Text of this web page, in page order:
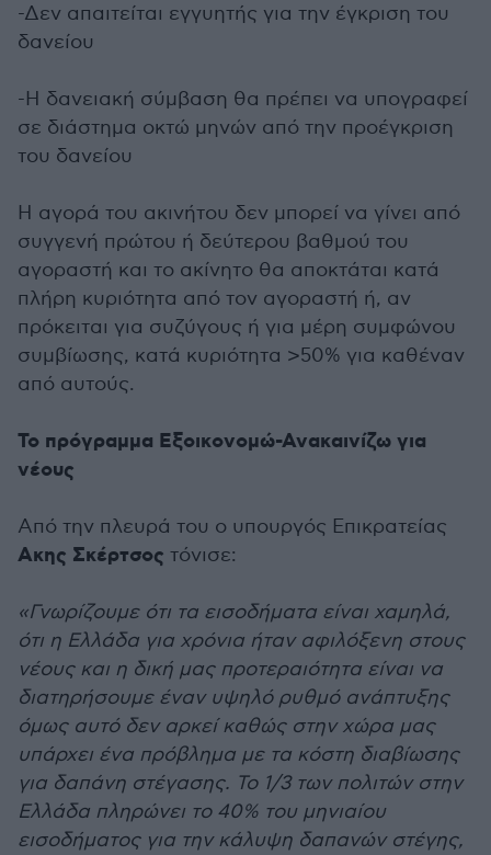
-Δεν απαιτείται εγγυητής για την έγκριση του
δανείου
-Η δανειακή σύμβαση θα πρέπει να υπογραφεί
σε διάστημα οκτώ μηνών από την προέγκριση
του δανείου
Η αγορά του ακινήτου δεν μπορεί να γίνει από
συγγενή πρώτου ή δεύτερου βαθμού του
αγοραστή και το ακίνητο θα αποκτάται κατά
πλήρη κυριότητα από τον αγοραστή ή, αν
πρόκειται για συζύγους ή για μέρη συμφώνου
συμβίωσης, κατά κυριότητα >50% για καθέναν
από αυτούς.
Το πρόγραμμα Εξοικονομώ-Ανακαινίζω για
νέους
Από την πλευρά του ο υπουργός Επικρατείας
Ακης Σκέρτσος τόνισε:
«Γνωρίζουμε ότι τα εισοδήματα είναι χαμηλά,
ότι η Ελλάδα για χρόνια ήταν αφιλόξενη στους
νέους και η δική μας προτεραιότητα είναι να
διατηρήσουμε έναν υψηλό ρυθμό ανάπτυξης
όμως αυτό δεν αρκεί καθώς στην χώρα μας
υπάρχει ένα πρόβλημα με τα κόστη διαβίωσης
για δαπάνη στέγασης. Το 1/3 των πολιτών στην
Ελλάδα πληρώνει το 40% του μηνιαίου
εισοδήματος για την κάλυψη δαπανών στέγης,